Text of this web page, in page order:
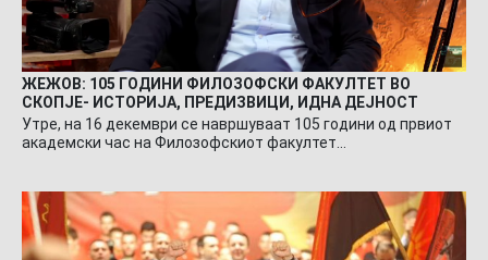
ЖЕЖОВ: 105 ГОДИНИ ФИЛОЗОФСКИ ФАКУЛТЕТ ВО
СКОПЈЕ- ИСТОРИЈА, ПРЕДИЗВИЦИ, ИДНА ДЕЈНОСТ
Утре, на 16 декември се навршуваат 105 години од првиот
академски час на Филозофскиот факултет…